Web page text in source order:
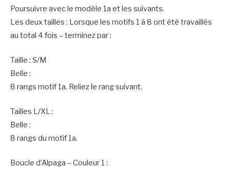
Poursuivre avec le modèle 1a et les suivants.
Les deux tailles : Lorsque les motifs 1 à 8 ont été travaillés
au total 4 fois – terminez par :
Taille : S/M
Belle :
8 rangs motif 1a. Reliez le rang suivant.
Tailles L/XL :
Belle :
8 rangs du motif 1a.
Boucle d’Alpaga – Couleur 1 :